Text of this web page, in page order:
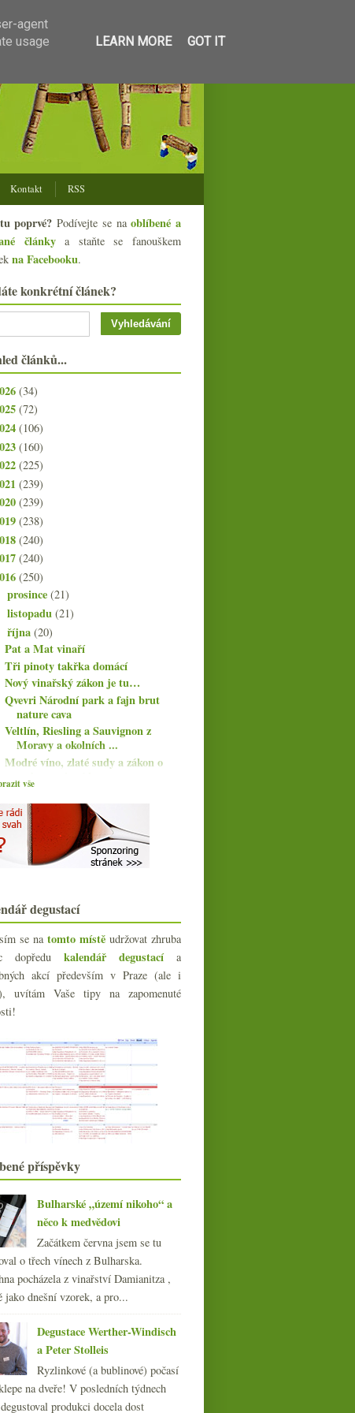
Kontakt RSS
Třikrát povedená Jura
poprvé? Podívejte se naoblíbené a
článkya staňte se fanouškem
na Facebooku.
konkrétní článek?
článků...
(34)
(72)
(106)
(160)
(225)
(239)
(239)
(238)
(240)
(240)
(250)
prosince(21)
listopadu(21)
října(20)
Pat a Mat vinaří
Tři pinoty takřka domácí
Nový vinařský zákon je tu…
Qvevri Národní park a fajn brut
nature cava
Veltlín, Riesling a Sauvignon z
Moravy a okolních ...
Modré víno, zlaté sudy a zákon o
víno…
Třikrát červená Morava
Naturální kousky z Clos Lentiscus
Praha pila saké
Portugalská zebra a červené ze San
Marina
Psaní o víně
Fajnové bubliny z velkoprodukce
Jemné Somló a nabušený
Gewurztraminer z Alsaska
Burgundská šestka, doporučené
Maniak Nestarec, Nepraš a Osička
Vyzrálé Bouscassé a 3x Frankovka
ze Slovenska
Výtečné Štýrsko v podání Seppa
Mustera
Tradition od Courbeta
července(19)
června
května(22)
dubna(21)
března(21)
února(21)
ledna(20)
(254)
(249)
(254)
(252)
2010
vše
degustací
se na tomto místě udržovat zhruba
dopředu kalendář degustacía
akcí především v Praze (ale i
uvítám Vaše tipy na zapomenuté
příspěvky
Bulharské „území nikoho“ a
něco k medvědovi
Začátkem června jsem se tu
o třech vínech z Bulharska.
pocházela z vinařství Damianitza ,
jako dnešní vzorek, a pro...
Degustace Werther-Windisch
a Peter Stolleis
Ryzlinkové (a bublinové) počasí
na dveře! V posledních týdnech
produkci docela dost
agent
usage
LEARN MORE GOT IT